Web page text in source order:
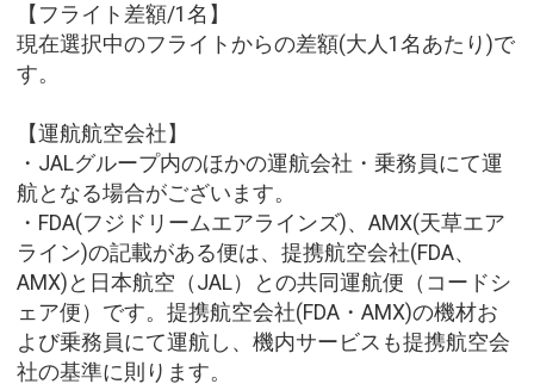
【フライト差額/1名】
現在選択中のフライトからの差額(大人1名あたり)で
す。
【運航航空会社】
・JALグループ内のほかの運航会社・乗務員にて運
航となる場合がございます。
・FDA(フジドリームエアラインズ)、AMX(天草エア
ライン)の記載がある便は、提携航空会社(FDA、
AMX)と日本航空（JAL）との共同運航便（コードシ
ェア便）です。提携航空会社(FDA・AMX)の機材お
よび乗務員にて運航し、機内サービスも提携航空会
社の基準に則ります。